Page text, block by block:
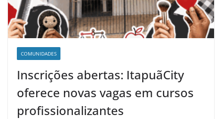
COMUNIDADES
Inscrições abertas: ItapuãCity
oferece novas vagas em cursos
profissionalizantes